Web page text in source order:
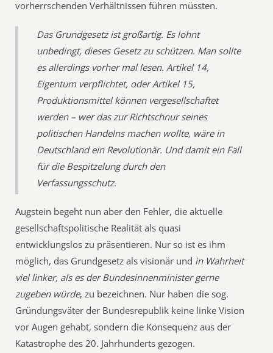
vorherrschenden Verhältnissen führen müssten.
Das Grundgesetz ist großartig. Es lohnt
unbedingt, dieses Gesetz zu schützen. Man sollte
es allerdings vorher mal lesen. Artikel 14,
Eigentum verpflichtet, oder Artikel 15,
Produktionsmittel können vergesellschaftet
werden – wer das zur Richtschnur seines
politischen Handelns machen wollte, wäre in
Deutschland ein Revolutionär. Und damit ein Fall
für die Bespitzelung durch den
Verfassungsschutz.
Augstein begeht nun aber den Fehler, die aktuelle
gesellschaftspolitische Realität als quasi
entwicklungslos zu präsentieren. Nur so ist es ihm
möglich, das Grundgesetz als visionär und in Wahrheit
viel linker, als es der Bundesinnenminister gerne
zugeben würde, zu bezeichnen. Nur haben die sog.
Gründungsväter der Bundesrepublik keine linke Vision
vor Augen gehabt, sondern die Konsequenz aus der
Katastrophe des 20. Jahrhunderts gezogen.